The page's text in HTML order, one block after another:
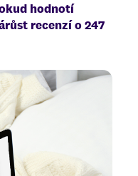
hodnotí
recenzí o 247